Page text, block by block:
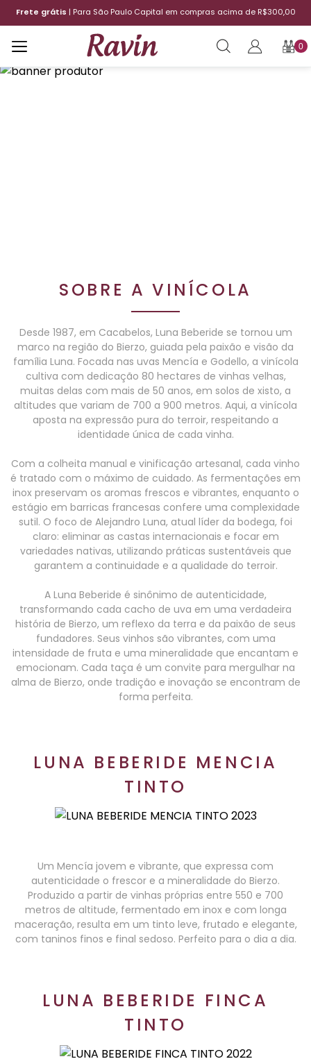
Frete grátis | Para São Paulo Capital em compras acima de R$300,00
0
SOBRE A VINÍCOLA
Desde 1987, em Cacabelos, Luna Beberide se tornou um
marco na região do Bierzo, guiada pela paixão e visão da
família Luna. Focada nas uvas Mencía e Godello, a vinícola
cultiva com dedicação 80 hectares de vinhas velhas,
muitas delas com mais de 50 anos, em solos de xisto, a
altitudes que variam de 700 a 900 metros. Aqui, a vinícola
aposta na expressão pura do terroir, respeitando a
identidade única de cada vinha.
Com a colheita manual e vinificação artesanal, cada vinho
é tratado com o máximo de cuidado. As fermentações em
inox preservam os aromas frescos e vibrantes, enquanto o
estágio em barricas francesas confere uma complexidade
sutil. O foco de Alejandro Luna, atual líder da bodega, foi
claro: eliminar as castas internacionais e focar em
variedades nativas, utilizando práticas sustentáveis que
garantem a continuidade e a qualidade do terroir.
A Luna Beberide é sinônimo de autenticidade,
transformando cada cacho de uva em uma verdadeira
história de Bierzo, um reflexo da terra e da paixão de seus
fundadores. Seus vinhos são vibrantes, com uma
intensidade de fruta e uma mineralidade que encantam e
emocionam. Cada taça é um convite para mergulhar na
alma de Bierzo, onde tradição e inovação se encontram de
forma perfeita.
LUNA BEBERIDE MENCIA
TINTO
Um Mencía jovem e vibrante, que expressa com
autenticidade o frescor e a mineralidade do Bierzo.
Produzido a partir de vinhas próprias entre 550 e 700
metros de altitude, fermentado em inox e com longa
maceração, resulta em um tinto leve, frutado e elegante,
com taninos finos e final sedoso. Perfeito para o dia a dia.
LUNA BEBERIDE FINCA
TINTO